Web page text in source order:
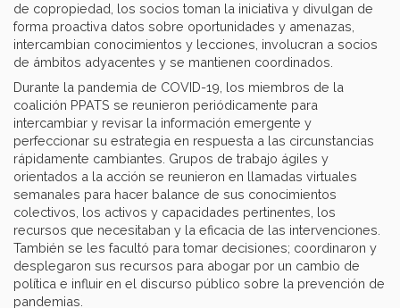
de copropiedad, los socios toman la iniciativa y divulgan de
forma proactiva datos sobre oportunidades y amenazas,
intercambian conocimientos y lecciones, involucran a socios
de ámbitos adyacentes y se mantienen coordinados.
Durante la pandemia de COVID-19, los miembros de la
coalición PPATS se reunieron periódicamente para
intercambiar y revisar la información emergente y
perfeccionar su estrategia en respuesta a las circunstancias
rápidamente cambiantes. Grupos de trabajo ágiles y
orientados a la acción se reunieron en llamadas virtuales
semanales para hacer balance de sus conocimientos
colectivos, los activos y capacidades pertinentes, los
recursos que necesitaban y la eficacia de las intervenciones.
También se les facultó para tomar decisiones; coordinaron y
desplegaron sus recursos para abogar por un cambio de
política e influir en el discurso público sobre la prevención de
pandemias.